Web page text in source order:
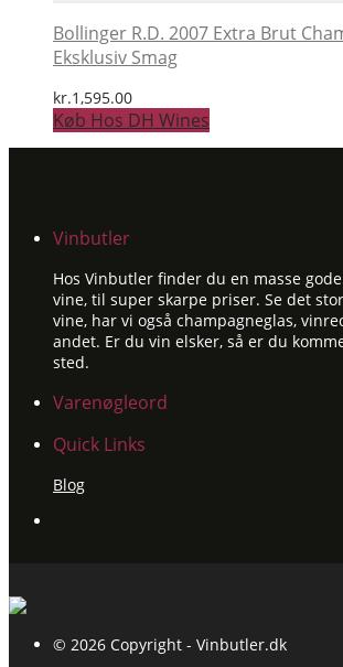
Bollinger R.D. 2007 Extra Brut
Eksklusiv Smag
kr.1,595.00
Køb Hos DH Wines
Vinbutler
Hos Vinbutler finder du en masse
vine, til super skarpe priser. Se det
vine, har vi også champagneglas,
andet. Er du vin elsker, så er du
sted.
Varenøgleord
Quick Links
Blog
© 2026 Copyright - Vinbutler.dk